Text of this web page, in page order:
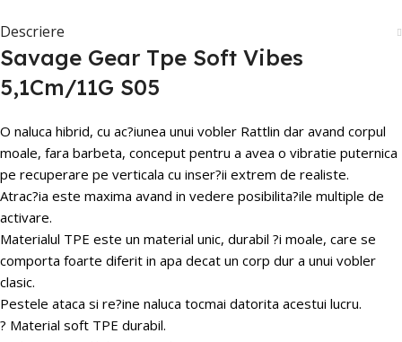
Descriere
Savage Gear Tpe Soft Vibes
5,1Cm/11G S05
O naluca hibrid, cu ac?iunea unui vobler Rattlin dar avand corpul
moale, fara barbeta, conceput pentru a avea o vibratie puternica
pe recuperare pe verticala cu inser?ii extrem de realiste.
Atrac?ia este maxima avand in vedere posibilita?ile multiple de
activare.
Materialul TPE este un material unic, durabil ?i moale, care se
comporta foarte diferit in apa decat un corp dur a unui vobler
clasic.
Pestele ataca si re?ine naluca tocmai datorita acestui lucru.
? Material soft TPE durabil.